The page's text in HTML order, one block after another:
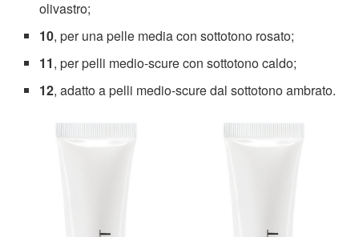
olivastro;
10, per una pelle media con sottotono rosato;
11, per pelli medio-scure con sottotono caldo;
12, adatto a pelli medio-scure dal sottotono ambrato.